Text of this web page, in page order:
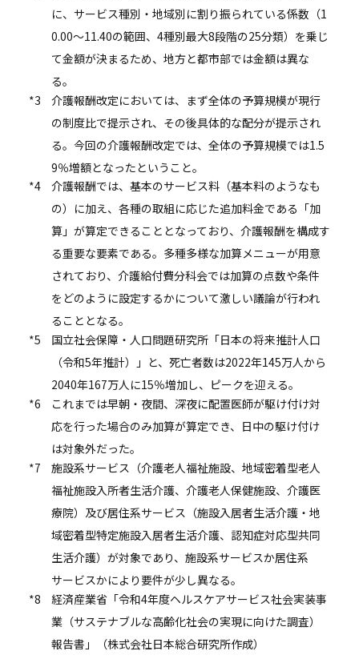
に、サービス種別・地域別に割り振られている係数（1
0.00～11.40の範囲、4種別最大8段階の25分類）を乗じ
て金額が決まるため、地方と都市部では金額は異な
る。
*3
介護報酬改定においては、まず全体の予算規模が現行
の制度比で提示され、その後具体的な配分が提示され
る。今回の介護報酬改定では、全体の予算規模では1.5
9％増額となったということ。
*4
介護報酬では、基本のサービス料（基本料のようなも
の）に加え、各種の取組に応じた追加料金である「加
算」が算定できることとなっており、介護報酬を構成す
る重要な要素である。多種多様な加算メニューが用意
されており、介護給付費分科会では加算の点数や条件
をどのように設定するかについて激しい議論が行われ
ることとなる。
*5
国立社会保障・人口問題研究所「日本の将来推計人口
（令和5年推計）」と、死亡者数は2022年145万人から
2040年167万人に15％増加し、ピークを迎える。
*6
これまでは早朝・夜間、深夜に配置医師が駆け付け対
応を行った場合のみ加算が算定でき、日中の駆け付け
は対象外だった。
*7
施設系サービス（介護老人福祉施設、地域密着型老人
福祉施設入所者生活介護、介護老人保健施設、介護医
療院）及び居住系サービス（施設入居者生活介護・地
域密着型特定施設入居者生活介護、認知症対応型共同
生活介護）が対象であり、施設系サービスか居住系
サービスかにより要件が少し異なる。
*8
経済産業省「令和4年度ヘルスケアサービス社会実装事
業（サステナブルな高齢化社会の実現に向けた調査）
報告書」（株式会社日本総合研究所作成）